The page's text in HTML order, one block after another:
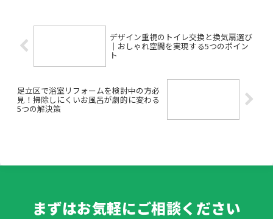
デザイン重視のトイレ交換と換気扇選び
｜おしゃれ空間を実現する5つのポイン
ト
足立区で浴室リフォームを検討中の方必
見！掃除しにくいお風呂が劇的に変わる
5つの解決策
まずはお気軽にご相談ください